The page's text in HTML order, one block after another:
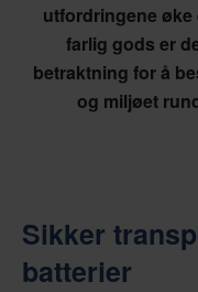
utfordringene
farlig gods er
betraktning for å
og miljøet
Sikker
batterier